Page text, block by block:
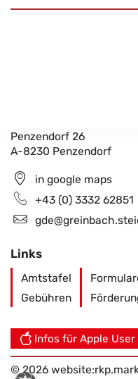
Penzendorf 26
A-8230 Penzendorf
in google maps
+43 (0) 3332 62851
Links
Amtstafel
Gebühren
Infos für Apple User
© 2026 website: